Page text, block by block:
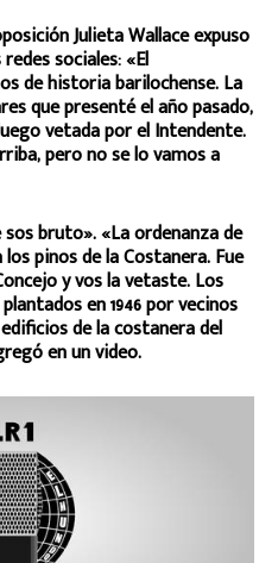
Julieta Wallace expuso
sociales: «El
de historia barilochense. La
que presenté el año pasado,
vetada por el Intendente.
pero no se lo vamos a
bruto». «La ordenanza de
pinos de la Costanera. Fue
y vos la vetaste. Los
en 1946 por vecinos
de la costanera del
en un video.